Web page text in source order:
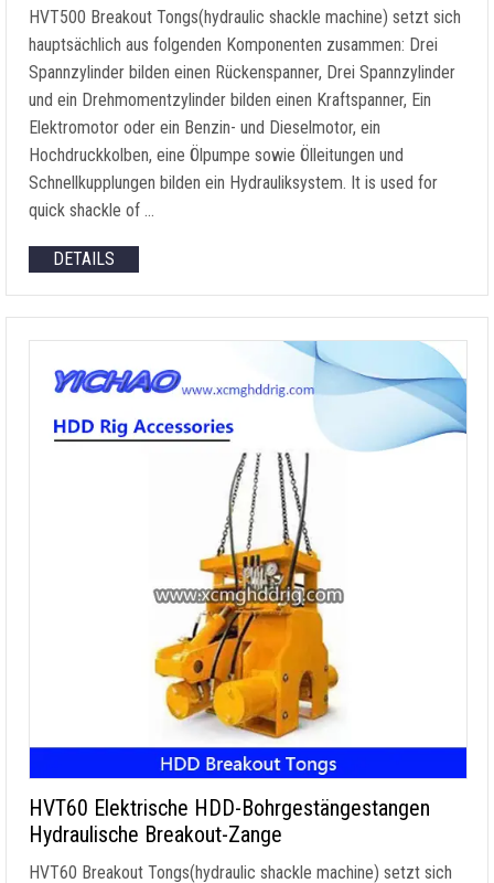
HVT500 Breakout Tongs(hydraulic shackle machine) setzt sich
hauptsächlich aus folgenden Komponenten zusammen: Drei
Spannzylinder bilden einen Rückenspanner, Drei Spannzylinder
und ein Drehmomentzylinder bilden einen Kraftspanner, Ein
Elektromotor oder ein Benzin- und Dieselmotor, ein
Hochdruckkolben, eine Ölpumpe sowie Ölleitungen und
Schnellkupplungen bilden ein Hydrauliksystem. It is used for
quick shackle of …
DETAILS
HVT60 Elektrische HDD-Bohrgestängestangen
Hydraulische Breakout-Zange
HVT60 Breakout Tongs(hydraulic shackle machine) setzt sich